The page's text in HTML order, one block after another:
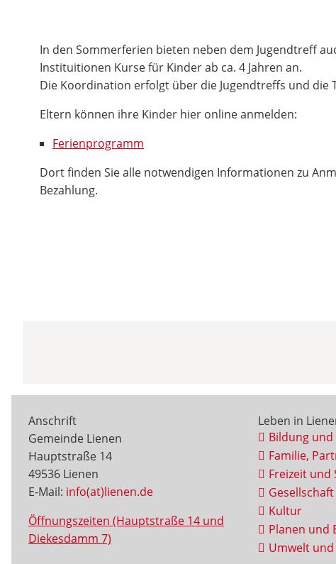
In den Sommerferien bieten neben dem Jugendtreff
Instituitionen Kurse für Kinder ab ca. 4 Jahren an.
Die Koordination erfolgt über die Jugendtreffs und die
Eltern können ihre Kinder hier online anmelden:
Ferienprogramm
Dort finden Sie alle notwendigen Informationen zu
Bezahlung.
Anschrift
Gemeinde Lienen
Hauptstraße 14
49536 Lienen
E-Mail: info(at)lienen.de
Öffnungszeiten (Hauptstraße 14 und
Diekesdamm 7)
Leben in
Bildung und
Familie,
Freizeit und
Kultur
Planen und
Umwelt und